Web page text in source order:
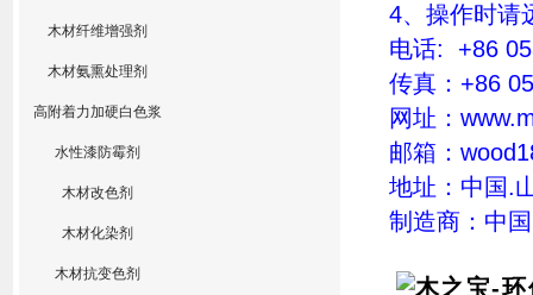
木材纤维增强剂
木材氨熏处理剂
高附着力加硬白色浆
水性漆防霉剂
木材改色剂
木材化染剂
木材抗变色剂
4、操作时请
电话: +86
传真： +86
网址：
邮箱：
地址：中国.
制造商：中国